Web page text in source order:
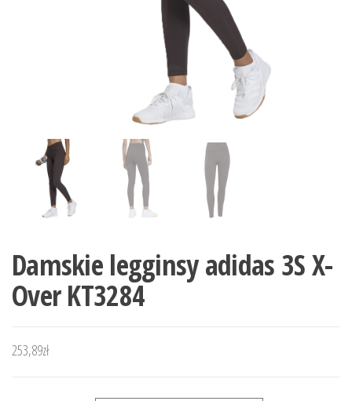
Damskie legginsy adidas 3S X-
Over KT3284
253,89zł